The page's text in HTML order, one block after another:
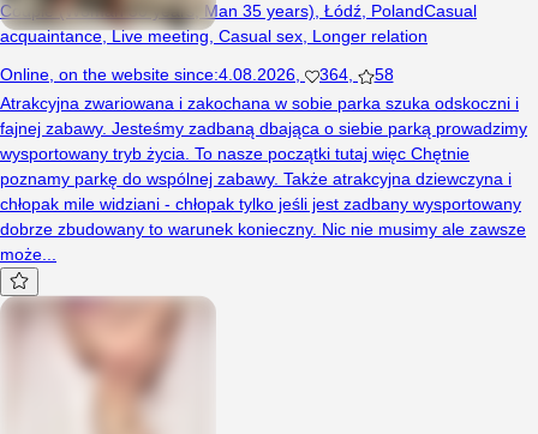
Couple (Woman 30 years, Man 35 years), Łódź, PolandCasual
acquaintance,Live meeting, Casual sex, Longer relation
Online, on the website since:4.08.2026, 364,
58
Atrakcyjna zwariowana i zakochana w sobie parka szuka odskoczni i
fajnej zabawy. Jesteśmy zadbaną dbająca o siebie parką prowadzimy
wysportowany tryb życia. To nasze początki tutaj więc Chętnie
poznamy parkę do wspólnej zabawy. Także atrakcyjna dziewczyna i
chłopak mile widziani - chłopak tylko jeśli jest zadbany wysportowany
dobrze zbudowany to warunek konieczny. Nic nie musimy ale zawsze
może...